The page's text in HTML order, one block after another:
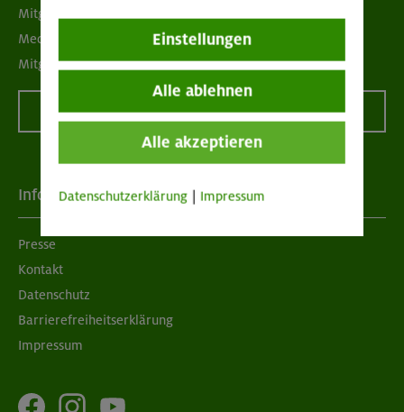
Mitgliedermagazin alpinwelt
Mediadaten
Mitgliedschaft kündigen
Vertrag widerrufen
Info
Presse
Kontakt
Datenschutz
Barrierefreiheitserklärung
Impressum
Einstellungen
Alle ablehnen
Alle akzeptieren
Datenschutzerklärung Impressum